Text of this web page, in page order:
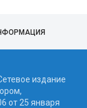
издание
от 25 января